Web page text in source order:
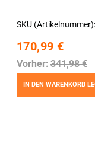
SKU (Artikelnummer)
170,99 €
Vorher: 341,98 €
IN DEN WARENKORB